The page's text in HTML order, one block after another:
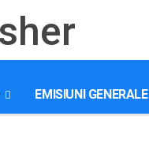
EMISIUNI GENERALE